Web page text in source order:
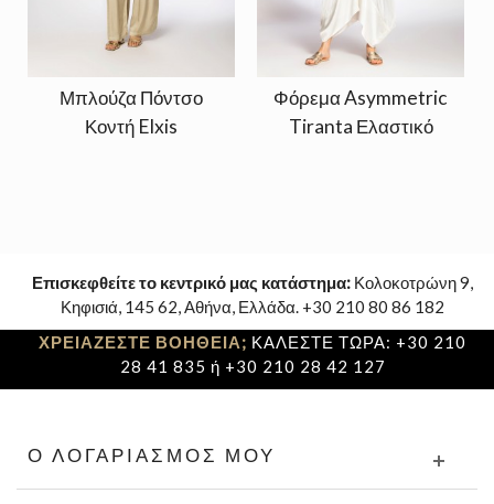
Μπλούζα Πόντσο
Κοντή Elxis
Φόρεμα Asymmetric
Tiranta Ελαστικό
Επισκεφθείτε το κεντρικό μας κατάστημα: Κολοκοτρώνη 9,
Κηφισιά, 145 62, Αθήνα, Ελλάδα. +30 210 80 86 182
ΧΡΕΙΑΖΕΣΤΕ ΒΟΗΘΕΙΑ; ΚΑΛΕΣΤΕ ΤΩΡΑ: +30 210
28 41 835 ή +30 210 28 42 127
Ο ΛΟΓΑΡΙΑΣΜΌΣ ΜΟΥ